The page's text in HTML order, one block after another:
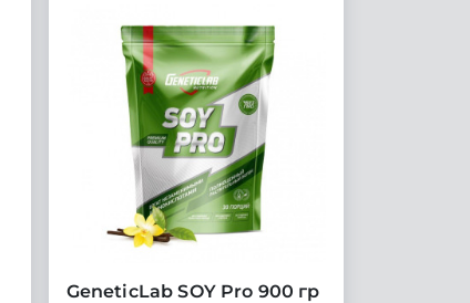
GeneticLab SOY Pro 900 гр